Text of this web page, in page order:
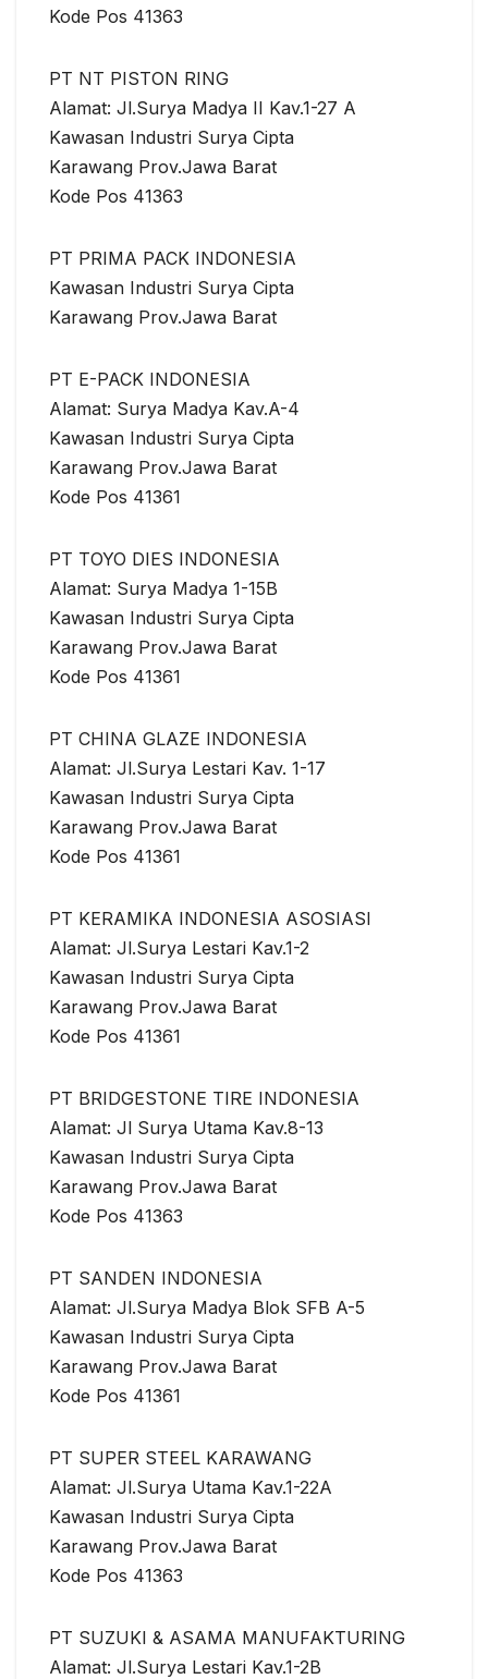
Kode Pos 41363
PT NT PISTON RING
Alamat: Jl.Surya Madya II Kav.1-27 A
Kawasan Industri Surya Cipta
Karawang Prov.Jawa Barat
Kode Pos 41363
PT PRIMA PACK INDONESIA
Kawasan Industri Surya Cipta
Karawang Prov.Jawa Barat
PT E-PACK INDONESIA
Alamat: Surya Madya Kav.A-4
Kawasan Industri Surya Cipta
Karawang Prov.Jawa Barat
Kode Pos 41361
PT TOYO DIES INDONESIA
Alamat: Surya Madya 1-15B
Kawasan Industri Surya Cipta
Karawang Prov.Jawa Barat
Kode Pos 41361
PT CHINA GLAZE INDONESIA
Alamat: Jl.Surya Lestari Kav. 1-17
Kawasan Industri Surya Cipta
Karawang Prov.Jawa Barat
Kode Pos 41361
PT KERAMIKA INDONESIA ASOSIASI
Alamat: Jl.Surya Lestari Kav.1-2
Kawasan Industri Surya Cipta
Karawang Prov.Jawa Barat
Kode Pos 41361
PT BRIDGESTONE TIRE INDONESIA
Alamat: Jl Surya Utama Kav.8-13
Kawasan Industri Surya Cipta
Karawang Prov.Jawa Barat
Kode Pos 41363
PT SANDEN INDONESIA
Alamat: Jl.Surya Madya Blok SFB A-5
Kawasan Industri Surya Cipta
Karawang Prov.Jawa Barat
Kode Pos 41361
PT SUPER STEEL KARAWANG
Alamat: Jl.Surya Utama Kav.1-22A
Kawasan Industri Surya Cipta
Karawang Prov.Jawa Barat
Kode Pos 41363
PT SUZUKI & ASAMA MANUFAKTURING
Alamat: Jl.Surya Lestari Kav.1-2B